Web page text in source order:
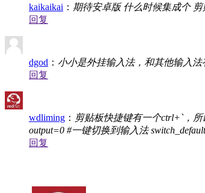
kaikaikai ： 期待安卓版 什么时候集成个
回复
dgod ： 小小是外挂输入法，和其他输入
回复
wdliming ： 剪贴板快捷键有一个ctrl+`，
output=0 #一键切换到输入法
回复